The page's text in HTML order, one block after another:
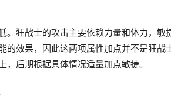
狂战士的攻击主要依赖力量和体力，敏
的效果，因此这两项属性加点并不是狂战
后期根据具体情况适量加点敏捷。